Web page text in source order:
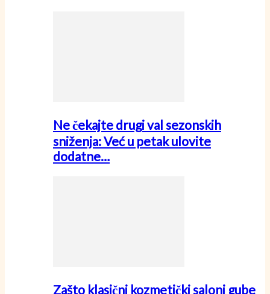
Ne čekajte drugi val sezonskih
sniženja: Već u petak ulovite
dodatne…
Zašto klasični kozmetički saloni gube